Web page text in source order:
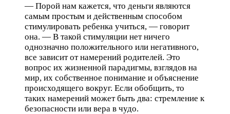
— Порой нам кажется, что деньги являются
самым простым и действенным способом
стимулировать ребенка учиться, — говорит
она. — В такой стимуляции нет ничего
однозначно положительного или негативного,
все зависит от намерений родителей. Это
вопрос их жизненной парадигмы, взглядов на
мир, их собственное понимание и объяснение
происходящего вокруг. Если обобщить, то
таких намерений может быть два: стремление к
безопасности или вера в чудо.